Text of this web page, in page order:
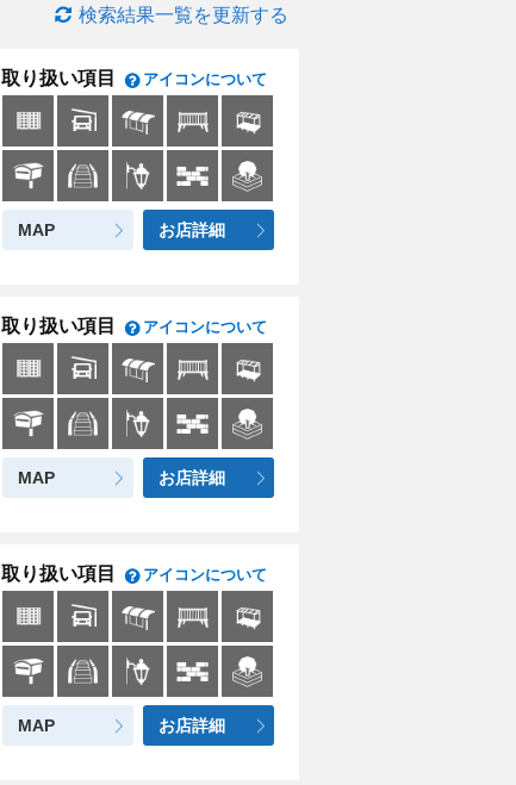
検索結果一覧を更新する
取り扱い項目 アイコンについて
MAP お店詳細
取り扱い項目 アイコンについて
MAP お店詳細
取り扱い項目 アイコンについて
MAP お店詳細